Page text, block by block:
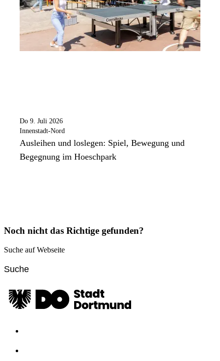
Do 9. Juli 2026
Innenstadt-Nord
Ausleihen und loslegen: Spiel, Bewegung und
Begegnung im Hoeschpark
Noch nicht das Richtige gefunden?
Suche auf Webseite